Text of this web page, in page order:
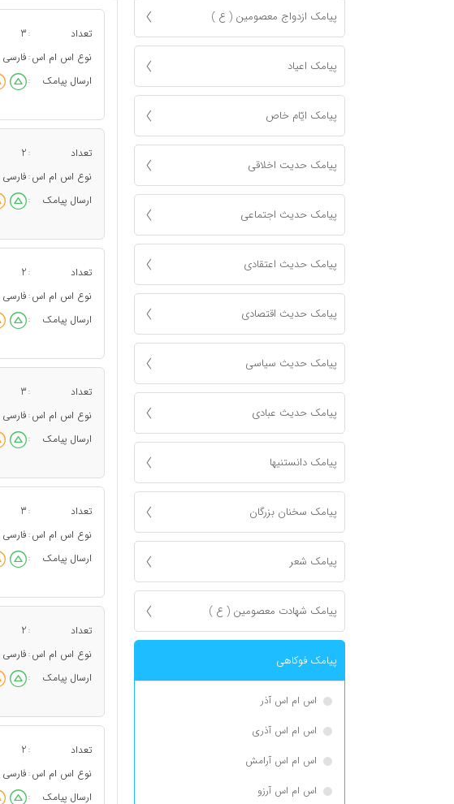
پیامک ازدواج معصومين ( ع )
پیامک اعياد
پیامک ايّام خاص
پیامک حدیت اخلاقی
پیامک حدیث اجتماعی
پیامک حدیث اعتقادی
پیامک حدیث اقتصادی
پیامک حدیث سیاسی
پیامک حدیث عبادی
پیامک دانستنیها
پیامک سخنان بزرگان
پیامک شعر
پیامک شهادت معصومين ( ع )
پیامک فوکاهی
اس ام اس آذر
اس ام اس آذری
اس ام اس آرامش
اس ام اس آرزو
تعداد :
3
نوع اس ام اس : فارسی
ارسال پیامک
:
تعداد :
2
نوع اس ام اس : فارسی
ارسال پیامک
:
تعداد :
2
نوع اس ام اس : فارسی
ارسال پیامک
:
تعداد :
3
نوع اس ام اس : فارسی
ارسال پیامک
:
تعداد :
3
نوع اس ام اس : فارسی
ارسال پیامک
:
تعداد :
2
نوع اس ام اس : فارسی
ارسال پیامک
:
تعداد :
2
نوع اس ام اس : فارسی
ارسال پیامک
: